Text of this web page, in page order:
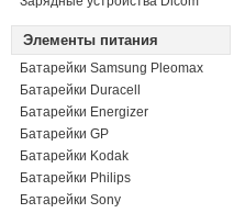
Элементы питания
Батарейки Samsung Pleomax
Батарейки Duracell
Батарейки Energizer
Батарейки GP
Батарейки Kodak
Батарейки Philips
Батарейки Sony